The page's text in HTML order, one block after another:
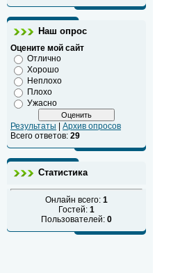
Наш опрос
Оцените мой сайт
Отлично
Хорошо
Неплохо
Плохо
Ужасно
Результаты
Архив опросов
Всего ответов: 29
Статистика
Онлайн всего: 1
Гостей: 1
Пользователей: 0